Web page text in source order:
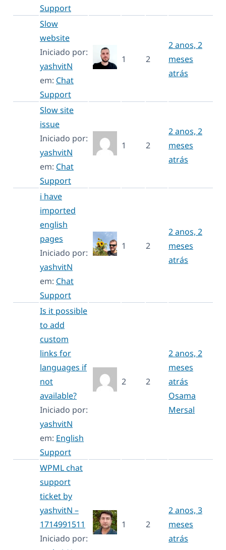
Support
Slow
website
Iniciado por:
yashvitN
em: Chat
Support
1 2
2 anos, 2
meses
atrás
Slow site
issue
Iniciado por:
yashvitN
em: Chat
Support
1 2
2 anos, 2
meses
atrás
i have
imported
english
pages
Iniciado por:
yashvitN
em: Chat
Support
1 2
2 anos, 2
meses
atrás
Is it possible
to add
custom
links for
languages if
not
available?
Iniciado por:
yashvitN
em: English
Support
2 2
2 anos, 2
meses
atrás
Osama
Mersal
WPML chat
support
ticket by
yashvitN –
1714991511
Iniciado por:
1 2
2 anos, 3
meses
atrás